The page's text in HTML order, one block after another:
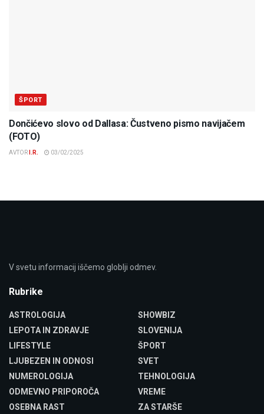
ŠPORT
Dončićevo slovo od Dallasa: Čustveno pismo navijačem
(FOTO)
AVTOR I.R. 03/02/2025
V svetu informacij iščemo globlji odmev.
Rubrike
ASTROLOGIJA
LEPOTA IN ZDRAVJE
LIFESTYLE
LJUBEZEN IN ODNOSI
NUMEROLOGIJA
ODMEVNO PRIPOROČA
OSEBNA RAST
SHOWBIZ
SLOVENIJA
ŠPORT
SVET
TEHNOLOGIJA
VREME
ZA STARŠE